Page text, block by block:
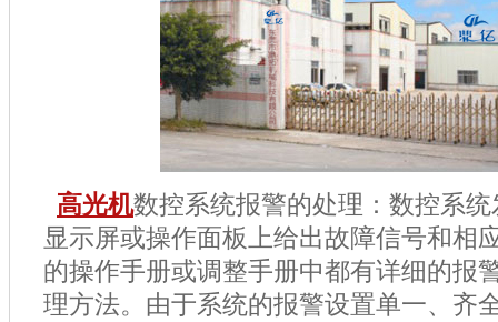
高光机数控系统报警的处理：数控系
显示屏或操作面板上给出故障信号和相
的操作手册或调整手册中都有详细的报
理方法。由于系统的报警设置单一、齐